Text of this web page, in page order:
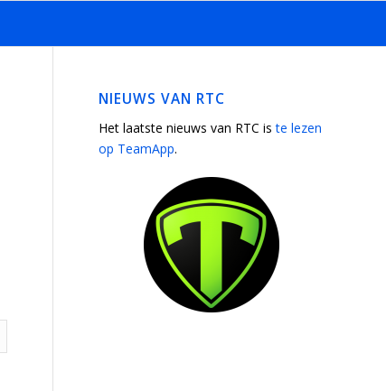
NIEUWS VAN RTC
Het laatste nieuws van RTC iste lezen
op TeamApp.